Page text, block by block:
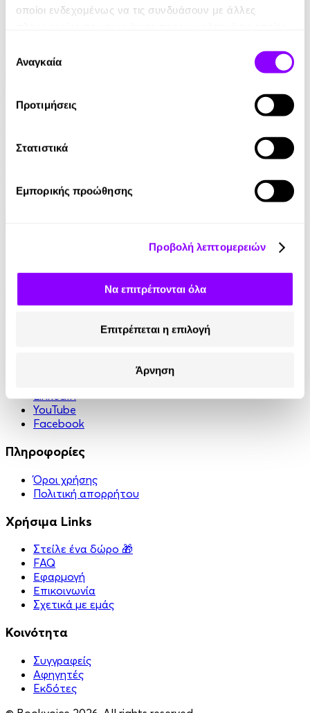
οποίοι ενδεχομένως να τις συνδυάσουν με άλλες
των υπηρεσιών τους.
συγκατάθεσης
Αναγκαία
Προτιμήσεις
Στατιστικά
Εμπορικής προώθησης
Προβολή λεπτομερειών
Να επιτρέπονται όλα
Επιτρέπεται η επιλογή
Άρνηση
Audiobook • 1 Credit
Χρύσα Σκοπελίτου
LinkedIn
YouTube
Facebook
Πληροφορίες
Όροι χρήσης
Πολιτική απορρήτου
Χρήσιμα Links
Στείλε ένα δώρο 🎁
FAQ
Εφαρμογή
Επικοινωνία
Σχετικά με εμάς
Κοινότητα
Συγγραφείς
Αφηγητές
Eκδότες